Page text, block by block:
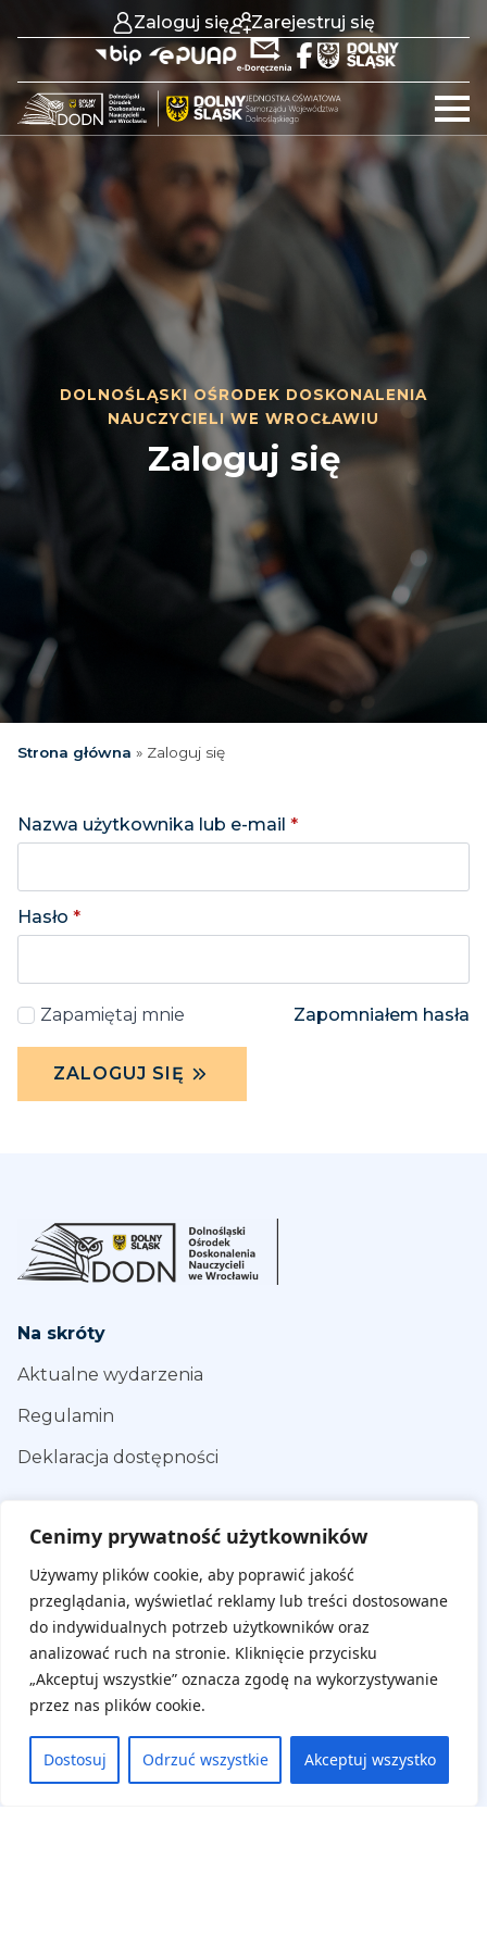
Cenimy prywatność użytkowników
Używamy plików cookie, aby poprawić jakość
przeglądania, wyświetlać reklamy lub treści dostosowane
do indywidualnych potrzeb użytkowników oraz
analizować ruch na stronie. Kliknięcie przycisku
„Akceptuj wszystkie” oznacza zgodę na wykorzystywanie
przez nas plików cookie.
Dostosuj Odrzuć wszystkie Akceptuj wszystko
Zaloguj się Zarejestruj się
DOLNOŚLĄSKI OŚRODEK DOSKONALENIA
NAUCZYCIELI WE WROCŁAWIU
Zaloguj się
Strona główna » Zaloguj się
Nazwa użytkownika lub e-mail *
Hasło *
Zapamiętaj mnie Zapomniałem hasła
ZALOGUJ SIĘ
Na skróty
Aktualne wydarzenia
Regulamin
Deklaracja dostępności
Zarejestruj się
Cennik
Klauzula Informacyjna
Kontakt